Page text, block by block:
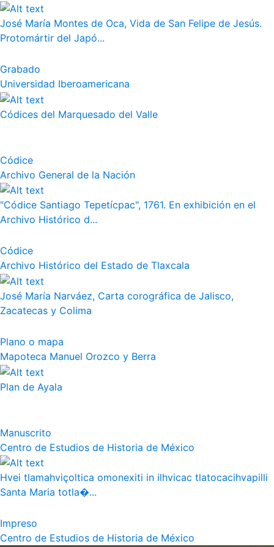
José María Montes de Oca, Vida de San Felipe de Jesús.
Protomártir del Japó...
Grabado
Universidad Iberoamericana
Códices del Marquesado del Valle
Códice
Archivo General de la Nación
"Códice Santiago Tepetícpac", 1761. En exhibición en el
Archivo Histórico d...
Códice
Archivo Histórico del Estado de Tlaxcala
José María Narváez, Carta corográfica de Jalisco,
Zacatecas y Colima
Plano o mapa
Mapoteca Manuel Orozco y Berra
Plan de Ayala
Manuscrito
Centro de Estudios de Historia de México
Hvei tlamahviçoltica omonexiti in ilhvicac tlatocacihvapilli
Santa Maria totla�...
Impreso
Centro de Estudios de Historia de México